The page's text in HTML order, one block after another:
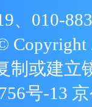
、010-
Copyright
制或建立
号-13